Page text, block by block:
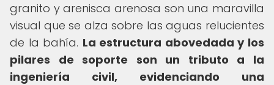
granito y arenisca arenosa son una maravilla
visual que se alza sobre las aguas relucientes
de la bahía. La estructura abovedada y los
pilares de soporte son un tributo a la
ingeniería civil, evidenciando una